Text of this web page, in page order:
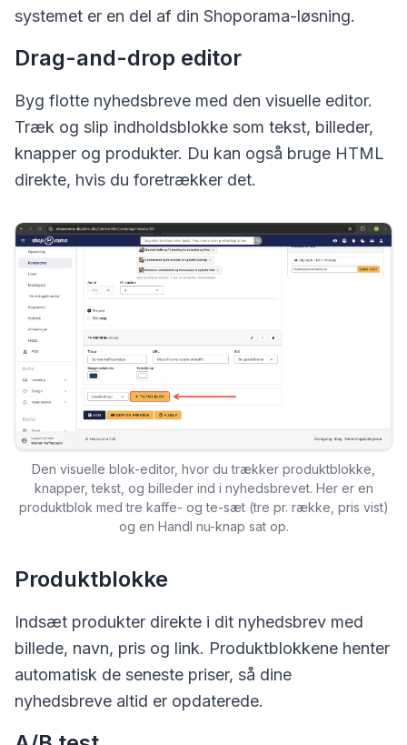
systemet er en del af din Shoporama-løsning.
Drag-and-drop editor
Byg flotte nyhedsbreve med den visuelle editor.
Træk og slip indholdsblokke som tekst, billeder,
knapper og produkter. Du kan også bruge HTML
direkte, hvis du foretrækker det.
Den visuelle blok-editor, hvor du trækker produktblokke,
knapper, tekst, og billeder ind i nyhedsbrevet. Her er en
produktblok med tre kaffe- og te-sæt (tre pr. række, pris vist)
og en Handl nu-knap sat op.
Produktblokke
Indsæt produkter direkte i dit nyhedsbrev med
billede, navn, pris og link. Produktblokkene henter
automatisk de seneste priser, så dine
nyhedsbreve altid er opdaterede.